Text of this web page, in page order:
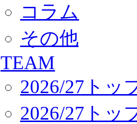
クラブ理念
クラブ情報
サステナビリティ
Web制作支援
コラム
その他
TEAM
2026/27トッ
2026/27トッ